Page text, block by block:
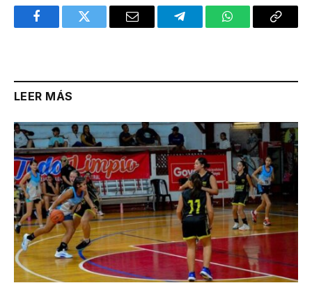
FacebookTwitter Email TelegramWhatsAppCopy
LEER MÁS